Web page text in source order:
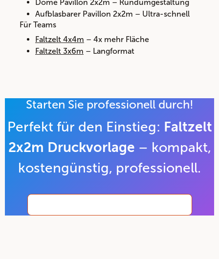
Dome Pavillon 2x2m – Rundumgestaltung
Aufblasbarer Pavillon 2x2m – Ultra-schnell
Für Teams
Faltzelt 4x4m – 4x mehr Fläche
Faltzelt 3x6m – Langformat
Starten Sie professionell durch!
Perfekt für den Einstieg: Faltzelt
2x2m Druckvorlage – kompakt,
kostengünstig, professionell.